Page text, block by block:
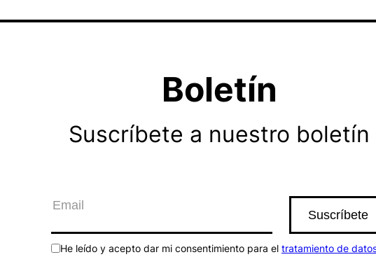
Boletín
Suscríbete a nuestro boletín
He leído y acepto dar mi consentimiento para el tratamiento de